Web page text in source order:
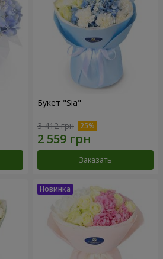
Букет "Sia"
3 412 грн
Заказать